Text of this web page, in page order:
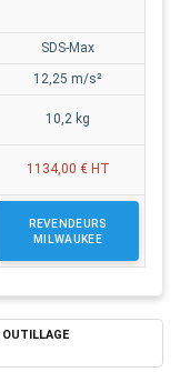
SDS-Max
12,25 m/s²
10,2 kg
1134,00 € HT
REVENDEURS
MILWAUKEE
OUTILLAGE